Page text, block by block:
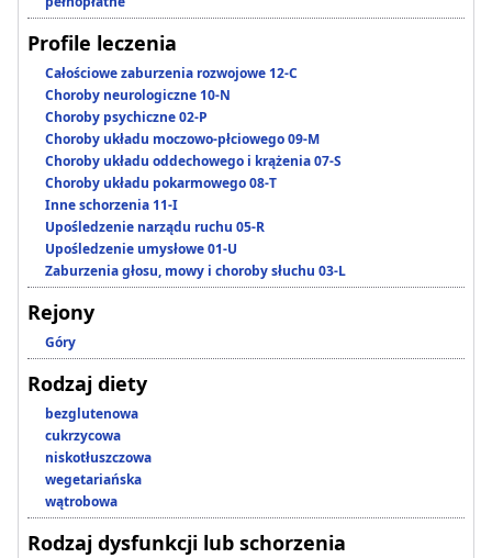
Profile leczenia
Całościowe zaburzenia rozwojowe 12-C
Choroby neurologiczne 10-N
Choroby psychiczne 02-P
Choroby układu moczowo-płciowego 09-M
Choroby układu oddechowego i krążenia 07-S
Choroby układu pokarmowego 08-T
Inne schorzenia 11-I
Upośledzenie narządu ruchu 05-R
Upośledzenie umysłowe 01-U
Zaburzenia głosu, mowy i choroby słuchu 03-L
Rejony
Góry
Rodzaj diety
bezglutenowa
cukrzycowa
niskotłuszczowa
wegetariańska
wątrobowa
Rodzaj dysfunkcji lub schorzenia